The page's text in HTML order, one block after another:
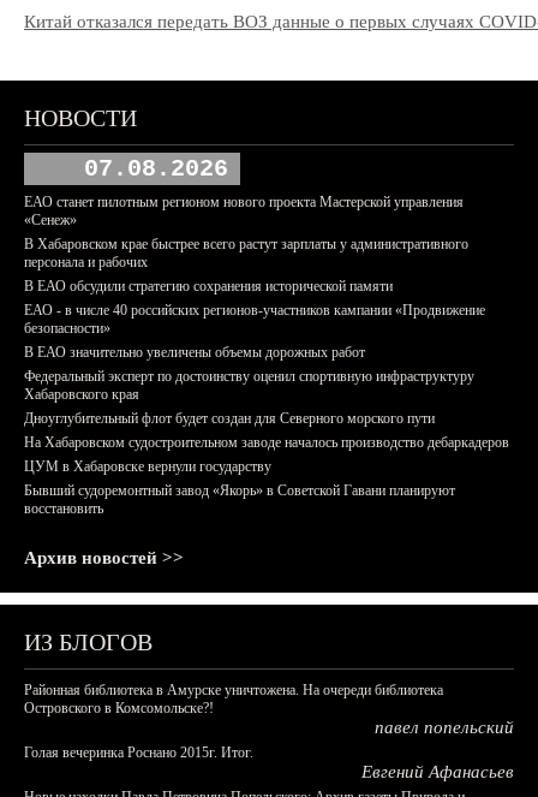
Китай отказался передать ВОЗ данные о первых случаях
НОВОСТИ
07.08.2026
ЕАО станет пилотным регионом нового проекта Мастерской управления
«Сенеж»
В Хабаровском крае быстрее всего растут зарплаты у административного
персонала и рабочих
В ЕАО обсудили стратегию сохранения исторической памяти
ЕАО - в числе 40 российских регионов-участников кампании «Продвижение
безопасности»
В ЕАО значительно увеличены объемы дорожных работ
Федеральный эксперт по достоинству оценил спортивную инфраструктуру
Хабаровского края
Дноуглубительный флот будет создан для Северного морского пути
На Хабаровском судостроительном заводе началось производство дебаркадеров
ЦУМ в Хабаровске вернули государству
Бывший судоремонтный завод «Якорь» в Советской Гавани планируют
восстановить
Архив новостей >>
ИЗ БЛОГОВ
Районная библиотека в Амурске уничтожена. На очереди библиотека
Островского в Комсомольске?!
павел попельский
Голая вечеринка Роснано 2015г. Итог.
Евгений Афанасьев